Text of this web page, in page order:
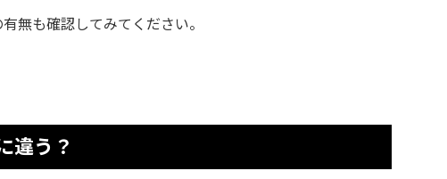
無も確認してみてください。
違う？